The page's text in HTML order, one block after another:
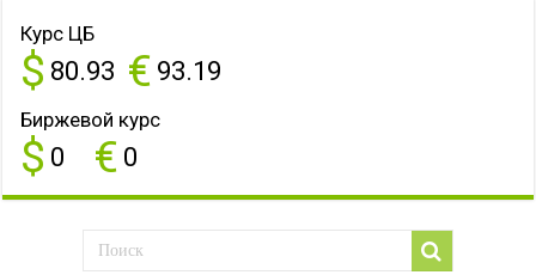
Курс ЦБ
$ 80.93 € 93.19
Биржевой курс
$ 0 € 0